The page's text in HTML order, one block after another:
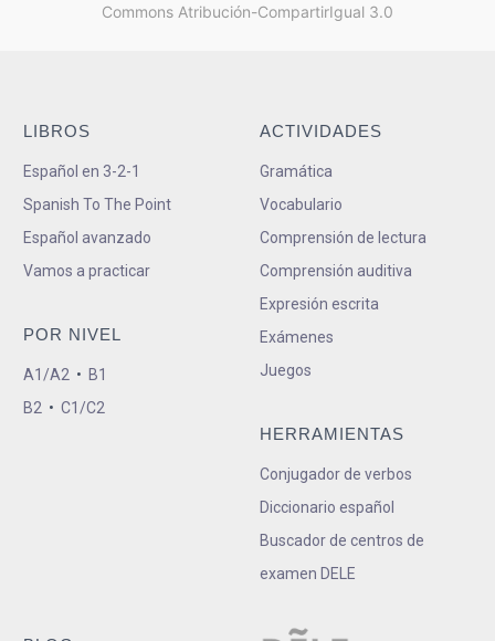
Commons Atribución-CompartirIgual 3.0
LIBROS
Español en 3-2-1
Spanish To The Point
Español avanzado
Vamos a practicar
POR NIVEL
A1/A2 • B1
B2 • C1/C2
ACTIVIDADES
Gramática
Vocabulario
Comprensión de lectura
Comprensión auditiva
Expresión escrita
Exámenes
Juegos
HERRAMIENTAS
Conjugador de verbos
Diccionario español
Buscador de centros de
examen DELE